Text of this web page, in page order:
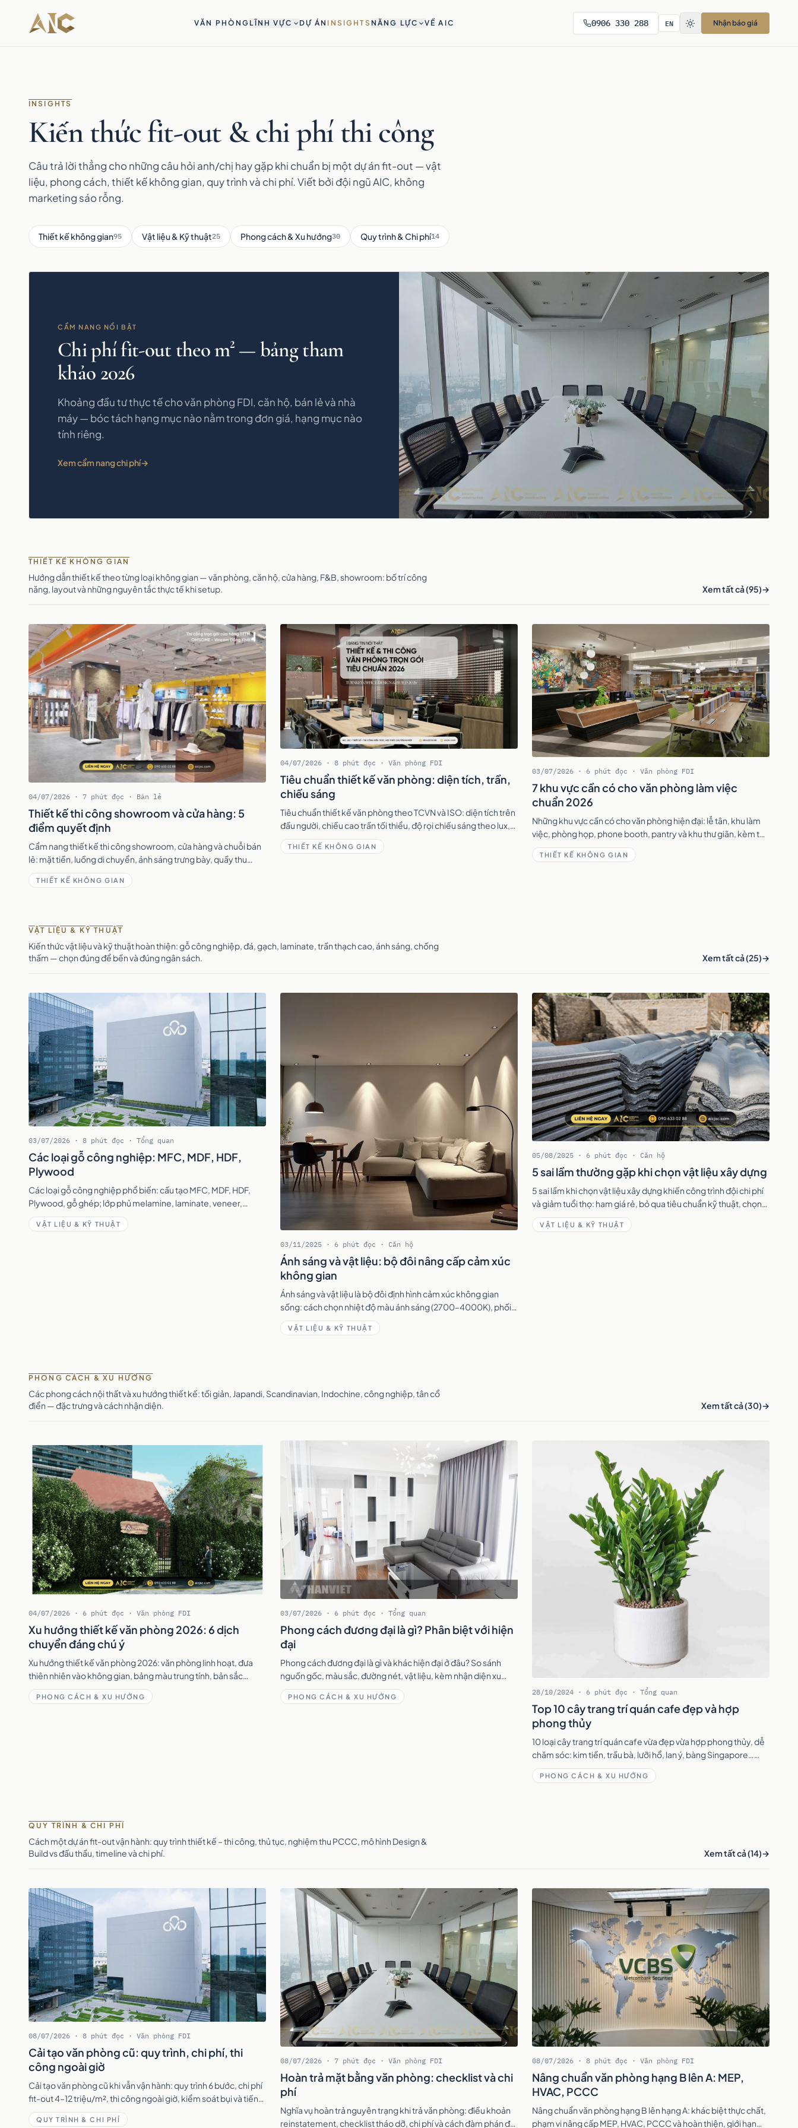
Bỏ qua tới nội dung
VĂN PHÒNG LĨNH VỰC DỰ ÁN INSIGHTS NĂNG LỰC VỀ AIC 0906 330 288 EN Nhận báo giá
INSIGHTS
Kiến thức fit-out & chi phí thi công
Câu trả lời thẳng cho những câu hỏi anh/chị hay gặp khi chuẩn bị một dự án fit-out — vật
liệu, phong cách, thiết kế không gian, quy trình và chi phí. Viết bởi đội ngũ AIC, không
marketing sáo rỗng.
Thiết kế không gian95 Vật liệu & Kỹ thuật25 Phong cách & Xu hướng30 Quy trình & Chi phí14
CẨM NANG NỔI BẬT
Chi phí fit-out theo m² — bảng tham
khảo 2026
Khoảng đầu tư thực tế cho văn phòng FDI, căn hộ, bán lẻ và nhà
máy — bóc tách hạng mục nào nằm trong đơn giá, hạng mục nào
tính riêng.
Xem cẩm nang chi phí
THIẾT KẾ KHÔNG GIAN
Hướng dẫn thiết kế theo từng loại không gian — văn phòng, căn hộ, cửa hàng, F&B, showroom: bố trí công
năng, layout và những nguyên tắc thực tế khi setup.
Xem tất cả (95)
04/07/2026 · 7 phút đọc · Bán lẻ
Thiết kế thi công showroom và cửa hàng: 5
điểm quyết định
Cẩm nang thiết kế thi công showroom, cửa hàng và chuỗi bán
lẻ: mặt tiền, luồng di chuyển, ánh sáng trưng bày, quầy thu
ngân và triển khai kịp khai trương.
THIẾT KẾ KHÔNG GIAN
04/07/2026 · 8 phút đọc · Văn phòng FDI
Tiêu chuẩn thiết kế văn phòng: diện tích, trần,
chiếu sáng
Tiêu chuẩn thiết kế văn phòng theo TCVN và ISO: diện tích trên
đầu người, chiều cao trần tối thiểu, độ rọi chiếu sáng theo lux,
thông gió, nhiệt độ và độ ồn.
THIẾT KẾ KHÔNG GIAN
03/07/2026 · 6 phút đọc · Văn phòng FDI
7 khu vực cần có cho văn phòng làm việc
chuẩn 2026
Những khu vực cần có cho văn phòng hiện đại: lễ tân, khu làm
việc, phòng họp, phone booth, pantry và khu thư giãn, kèm tỷ
lệ diện tích tham khảo.
THIẾT KẾ KHÔNG GIAN
VẬT LIỆU & KỸ THUẬT
Kiến thức vật liệu và kỹ thuật hoàn thiện: gỗ công nghiệp, đá, gạch, laminate, trần thạch cao, ánh sáng, chống
thấm — chọn đúng để bền và đúng ngân sách.
Xem tất cả (25)
03/07/2026 · 8 phút đọc · Tổng quan
Các loại gỗ công nghiệp: MFC, MDF, HDF,
Plywood
Các loại gỗ công nghiệp phổ biến: cấu tạo MFC, MDF, HDF,
Plywood, gỗ ghép; lớp phủ melamine, laminate, veneer,
acrylic và cách chọn theo từng khu vực.
VẬT LIỆU & KỸ THUẬT
03/11/2025 · 6 phút đọc · Căn hộ
Ánh sáng và vật liệu: bộ đôi nâng cấp cảm xúc
không gian
Ánh sáng và vật liệu là bộ đôi định hình cảm xúc không gian
sống: cách chọn nhiệt độ màu ánh sáng (2700–4000K), phối
vật liệu gỗ, đá, kính và cách kết hợp để nội thất chạm cảm xúc.
VẬT LIỆU & KỸ THUẬT
05/08/2025 · 6 phút đọc · Căn hộ
5 sai lầm thường gặp khi chọn vật liệu xây dựng
5 sai lầm khi chọn vật liệu xây dựng khiến công trình đội chi phí
và giảm tuổi thọ: ham giá rẻ, bỏ qua tiêu chuẩn kỹ thuật, chọn
sai mục đích — kèm cách khắc phục.
VẬT LIỆU & KỸ THUẬT
PHONG CÁCH & XU HƯỚNG
Các phong cách nội thất và xu hướng thiết kế: tối giản, Japandi, Scandinavian, Indochine, công nghiệp, tân cổ
điển — đặc trưng và cách nhận diện.
Xem tất cả (30)
04/07/2026 · 6 phút đọc · Văn phòng FDI
Xu hướng thiết kế văn phòng 2026: 6 dịch
chuyển đáng chú ý
Xu hướng thiết kế văn phòng 2026: văn phòng linh hoạt, đưa
thiên nhiên vào không gian, bảng màu trung tính, bản sắc
thương hiệu và thiết kế bền vững.
PHONG CÁCH & XU HƯỚNG
03/07/2026 · 6 phút đọc · Tổng quan
Phong cách đương đại là gì? Phân biệt với hiện
đại
Phong cách đương đại là gì và khác hiện đại ở đâu? So sánh
nguồn gốc, màu sắc, đường nét, vật liệu, kèm nhận diện xu
hướng đương đại 2026 để chọn đúng.
PHONG CÁCH & XU HƯỚNG
28/10/2024 · 6 phút đọc · Tổng quan
Top 10 cây trang trí quán cafe đẹp và hợp
phong thủy
10 loại cây trang trí quán cafe vừa đẹp vừa hợp phong thủy, dễ
chăm sóc: kim tiền, trầu bà, lưỡi hổ, lan ý, bàng Singapore…
kèm gợi ý vị trí đặt cây trong quán.
PHONG CÁCH & XU HƯỚNG
QUY TRÌNH & CHI PHÍ
Cách một dự án fit-out vận hành: quy trình thiết kế – thi công, thủ tục, nghiệm thu PCCC, mô hình Design &
Build vs đấu thầu, timeline và chi phí.
Xem tất cả (14)
08/07/2026 · 8 phút đọc · Văn phòng FDI
Cải tạo văn phòng cũ: quy trình, chi phí, thi
công ngoài giờ
Cải tạo văn phòng cũ khi vẫn vận hành: quy trình 6 bước, chi phí
fit-out 4–12 triệu/m², thi công ngoài giờ, kiểm soát bụi và tiếng
ồn để nhân sự vẫn làm việc.
QUY TRÌNH & CHI PHÍ
08/07/2026 · 7 phút đọc · Văn phòng FDI
Hoàn trả mặt bằng văn phòng: checklist và chi
phí
Nghĩa vụ hoàn trả nguyên trạng khi trả văn phòng: điều khoản
reinstatement, checklist tháo dỡ, chi phí và cách đàm phán để
08/07/2026 · 8 phút đọc · Văn phòng FDI
Nâng chuẩn văn phòng hạng B lên A: MEP,
HVAC, PCCC
Nâng chuẩn văn phòng hạng B lên hạng A: khác biệt thực chất,
phạm vi nâng cấp MEP, HVAC, PCCC và hoàn thiện, giới hạn